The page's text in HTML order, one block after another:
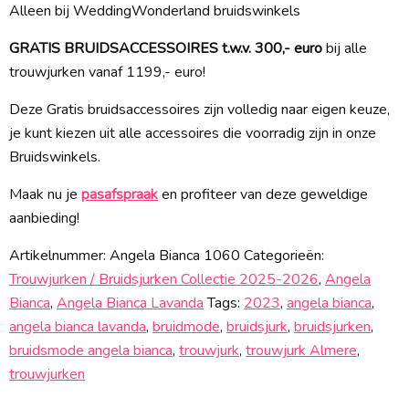
Alleen bij WeddingWonderland bruidswinkels
GRATIS BRUIDSACCESSOIRES t.w.v. 300,- eurobij alle
trouwjurken vanaf 1199,- euro!
Deze Gratis bruidsaccessoires zijn volledig naar eigen keuze,
je kunt kiezen uit alle accessoires die voorradig zijn in onze
Bruidswinkels.
Maak nu je pasafspraaken profiteer van deze geweldige
aanbieding!
Artikelnummer: Angela Bianca 1060 Categorieën:
Trouwjurken / Bruidsjurken Collectie 2025-2026, Angela
Bianca, Angela Bianca LavandaTags: 2023, angela bianca,
angela bianca lavanda, bruidmode, bruidsjurk, bruidsjurken,
bruidsmode angela bianca, trouwjurk, trouwjurk Almere,
trouwjurken